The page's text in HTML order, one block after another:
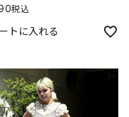
税込
トに入れる